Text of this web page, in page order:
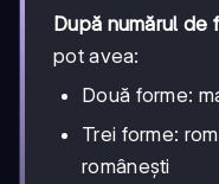
După numărul de
pot avea:
Două forme:
Trei forme:
românești